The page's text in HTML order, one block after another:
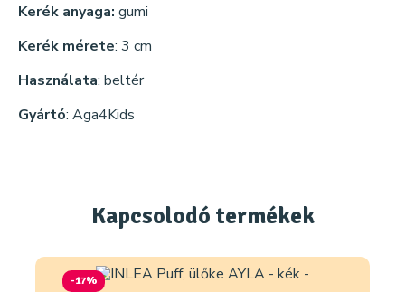
Kerék anyaga: gumi
Kerék mérete: 3 cm
Használata: beltér
Gyártó: Aga4Kids
Kapcsolodó termékek
-17%